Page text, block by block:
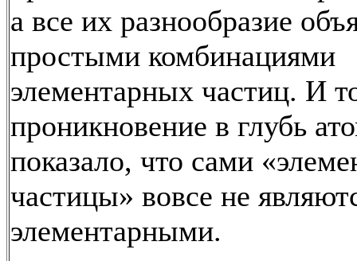
а все их разнообразие
простыми комбинациями
элементарных частиц. И
проникновение в глубь
показало, что сами
частицы» вовсе не
элементарными.